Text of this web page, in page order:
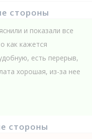
стороны
и показали все
как кажется
есть перерыв,
хорошая, из-за нее
стороны